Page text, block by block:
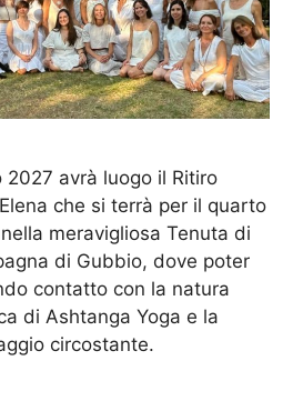
2027 avrà luogo il Ritiro
che si terrà per il quarto
meravigliosa Tenuta di
di Gubbio, dove poter
contatto con la natura
di Ashtanga Yoga e la
circostante.